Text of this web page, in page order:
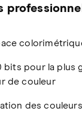
bits pour la plus
de couleur
des